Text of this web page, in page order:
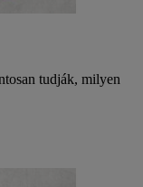
tudják, milyen